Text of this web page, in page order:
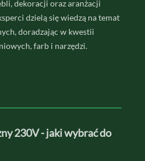
dekoracji oraz aranżacji
dzielą się wiedzą na temat
doradzając w kwestii
farb i narzędzi.
230V - jaki wybrać do